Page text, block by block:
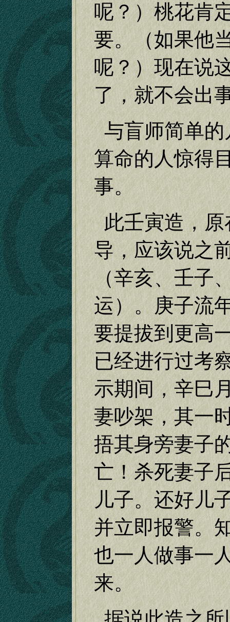
呢？）桃花肯
要。（如果他
呢？）现在说
了，就不会出
与盲师简单的
算命的人惊得
事。
此壬寅造，原
导，应该说之
（辛亥、壬子
运）。庚子流
要提拔到更高
已经进行过考
示期间，辛巳
妻吵架，其一
捂其身旁妻子
亡！杀死妻子
儿子。还好儿
并立即报警。
也一人做事一
来。